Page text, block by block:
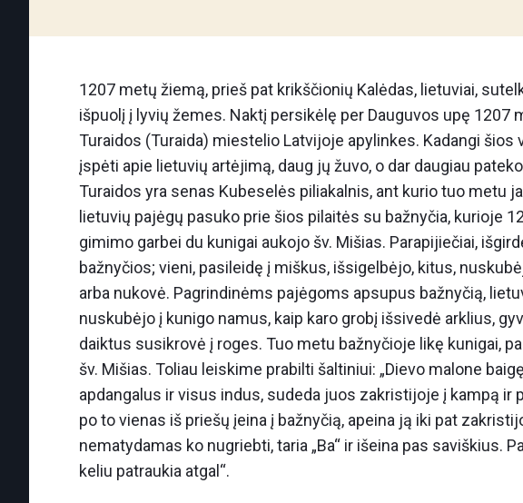
1207 metų žiemą, prieš pat krikščionių Kalėdas, lietuviai,
išpuolį į lyvių žemes. Naktį persikėlę per Dauguvos upę 1207
Turaidos (Turaida) miestelio Latvijoje apylinkes. Kadangi
įspėti apie lietuvių artėjimą, daug jų žuvo, o dar daugiau
Turaidos yra senas Kubeselės piliakalnis, ant kurio tuo metu
lietuvių pajėgų pasuko prie šios pilaitės su bažnyčia, kurioje
gimimo garbei du kunigai aukojo šv. Mišias. Parapijiečiai,
bažnyčios; vieni, pasileidę į miškus, išsigelbėjo, kitus,
arba nukovė. Pagrindinėms pajėgoms apsupus bažnyčią,
nuskubėjo į kunigo namus, kaip karo grobį išsivedė arklius,
daiktus susikrovė į roges. Tuo metu bažnyčioje likę kunigai,
šv. Mišias. Toliau leiskime prabilti šaltiniui: „Dievo malone
apdangalus ir visus indus, sudeda juos zakristijoje į kampą ir
po to vienas iš priešų įeina į bažnyčią, apeina ją iki pat
nematydamas ko nugriebti, taria „Ba“ ir išeina pas saviškius.
keliu patraukia atgal“.